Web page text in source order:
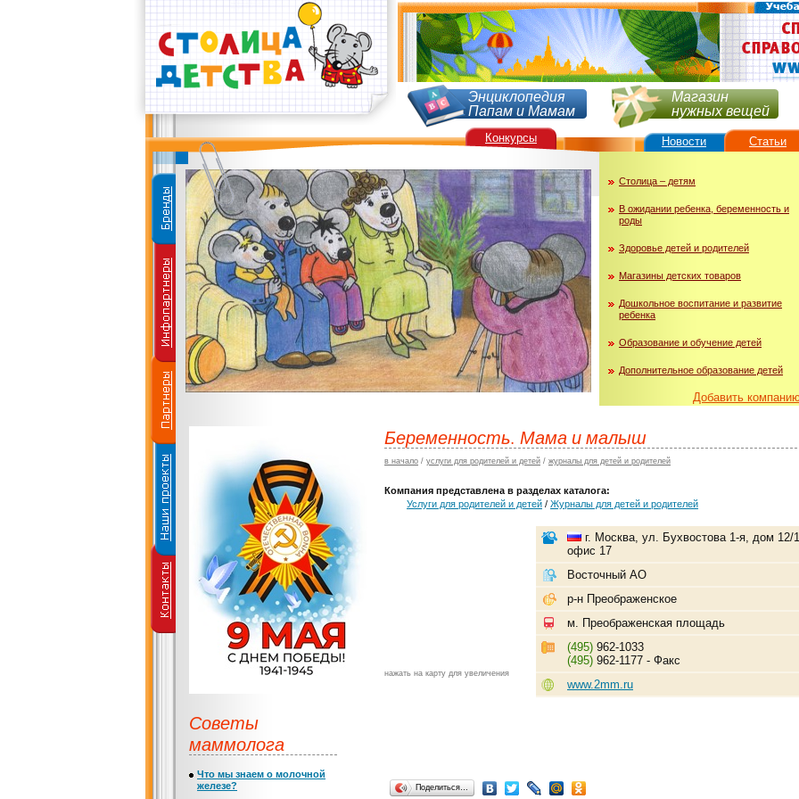
Энциклопедия
Папам и Мамам
Магазин
нужных вещей
Столица – детям
В ожидании ребенка, беременность и
роды
Здоровье детей и родителей
Магазины детских товаров
Дошкольное воспитание и развитие
ребенка
Образование и обучение детей
Дополнительное образование детей
Добавить
Беременность. Мама и малыш
в начало / услуги для родителей и детей / журналы для детей и родителей
Компания представлена в разделах каталога:
Услуги для родителей и детей / Журналы для детей и родителей
нажать на карту для увеличения
г. Москва, ул. Бухвостова 1-я, дом 12/
офис 17
Восточный АО
р-н Преображенское
м. Преображенская площадь
(495) 962-1033
(495) 962-1177 - Факс
www.2mm.ru
Поделиться…
Советы
маммолога
Что мы знаем о молочной
железе?
Конкурсы Новости Статьи